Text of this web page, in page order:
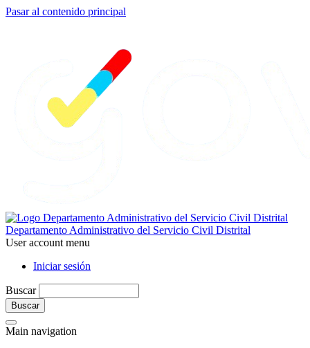
Pasar al contenido principal
Departamento Administrativo del Servicio Civil Distrital
User account menu
Iniciar sesión
Buscar
Main navigation